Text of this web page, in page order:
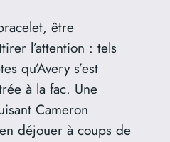
être
l’attention : tels
qu’Avery s’est
à la fac. Une
Cameron
déjouer à coups de